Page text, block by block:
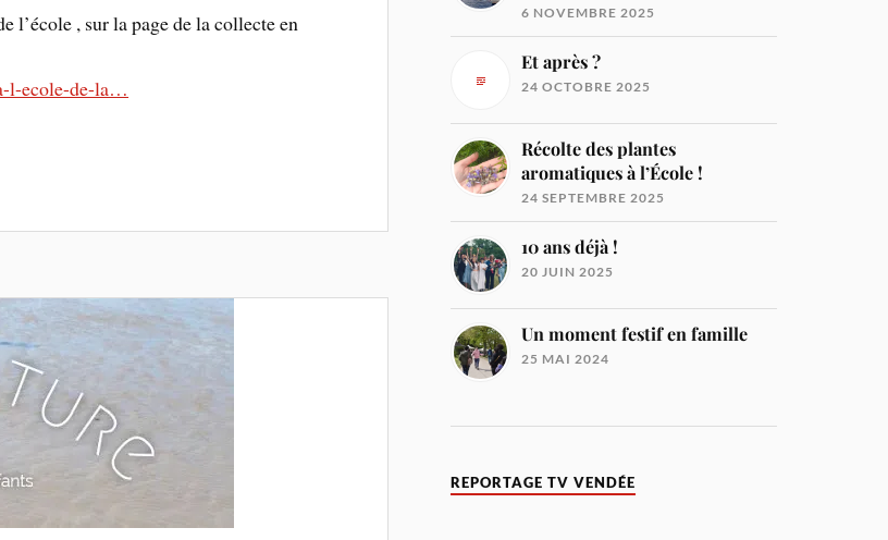
l’école , sur la page de la collecte en
l-ecole-de-la…
6 NOVEMBRE 2025
Et après ?
24 OCTOBRE 2025
Récolte des plantes
aromatiques à l’École !
24 SEPTEMBRE 2025
10 ans déjà !
20 JUIN 2025
Un moment festif en famille
25 MAI 2024
REPORTAGE TV VENDÉE